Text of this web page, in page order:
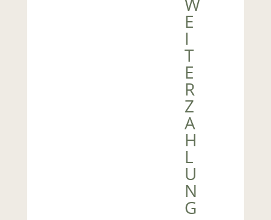
E
I
T
E
R
Z
A
H
L
U
N
G